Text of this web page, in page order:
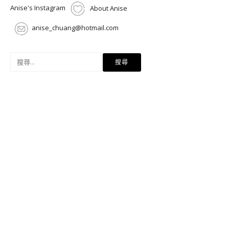
Anise's Instagram About Anise
anise_chuang@hotmail.com